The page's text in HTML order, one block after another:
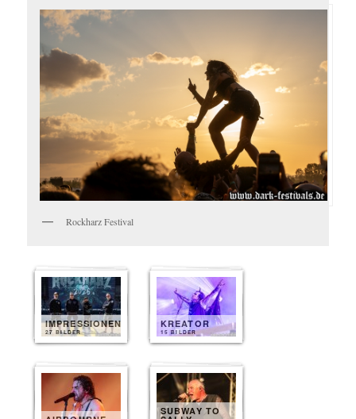
Rockharz Festival
IMPRESSIONEN
27 BILDER
KREATOR
15 BILDER
SUBWAY TO